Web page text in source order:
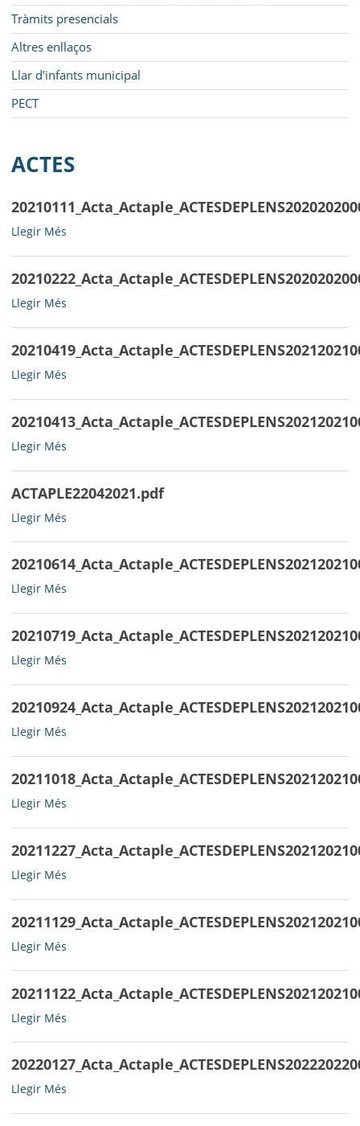
Tràmits presencials
Altres enllaços
Llar d'infants municipal
PECT
ACTES
Llegir Més
Llegir Més
Llegir Més
Llegir Més
ACTAPLE22042021.pdf
ACTAPLE22042021.pdf
Llegir Més
Llegir Més
Llegir Més
Llegir Més
Llegir Més
Llegir Més
Llegir Més
Llegir Més
Llegir Més